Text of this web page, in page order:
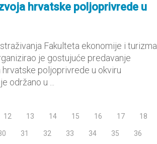
hrvatske poljoprivrede u
Fakulteta ekonomije i turizma
je gostujuće predavanje
poljoprivrede u okviru
održano u ...
12 13 14 15 16 17 18
31 32 33 34 35 36